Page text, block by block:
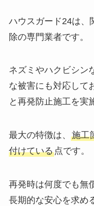
ハウスガード24は、
除の専門業者です。
ネズミやハクビシン
な被害にも対応して
と再発防止施工を実
最大の特徴は、 施工
付けている点です。
再発時は何度でも無
長期的な安心を求め